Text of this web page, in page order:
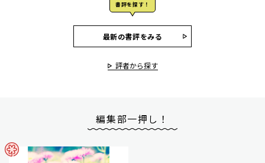
書評を探す！
最新の書評をみる
評者から探す
編集部一押し！